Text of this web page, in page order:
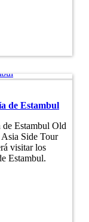
de Estambul
Estambul Old
Side Tour
visitar los
Estambul.